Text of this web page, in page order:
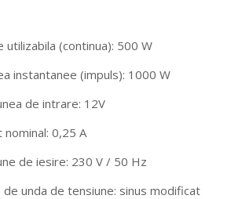
utilizabila (continua): 500 W
instantanee (impuls): 1000 W
de intrare: 12V
nominal: 0,25 A
de iesire: 230 V / 50 Hz
de unda de tensiune: sinus modificat